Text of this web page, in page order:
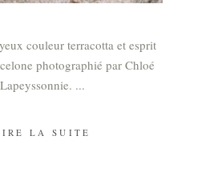
couleur terracotta et esprit
photographié par Chloé
Lapeyssonnie.
LA SUITE